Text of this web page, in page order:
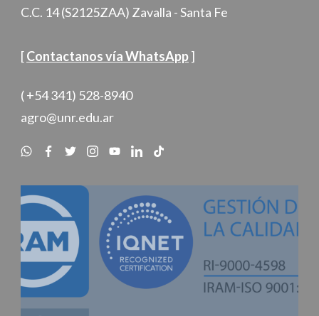
C.C. 14 (S2125ZAA) Zavalla - Santa Fe
[Contactanos vía WhatsApp]
( +54 341) 528-8940
agro@unr.edu.ar